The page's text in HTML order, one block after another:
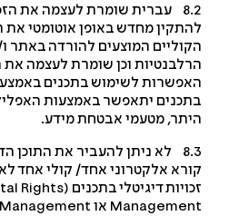
8.2 עברית שומרת לעצמה את הזכות
מחדש באופן אוטומטי את
המוצעים להורדה באתר ו/או
וכן שומרת לעצמה את
לשימוש בתכנים באמצעות
יתאפשר באמצעות האפליקציה
מטעמי אבטחת מידע.
8.3 לא ניתן להעביר את התוכן
אלקטרוני אחד/ קולי אחד לאחר
דיגיטלי בתכנים (Digital Rights
או ARM – Audio Rights Management ).